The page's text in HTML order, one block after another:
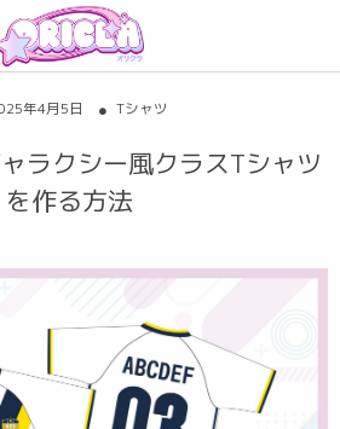
年4月5日 Tシャツ
ラクシー風クラスTシャツ
を作る方法
いて